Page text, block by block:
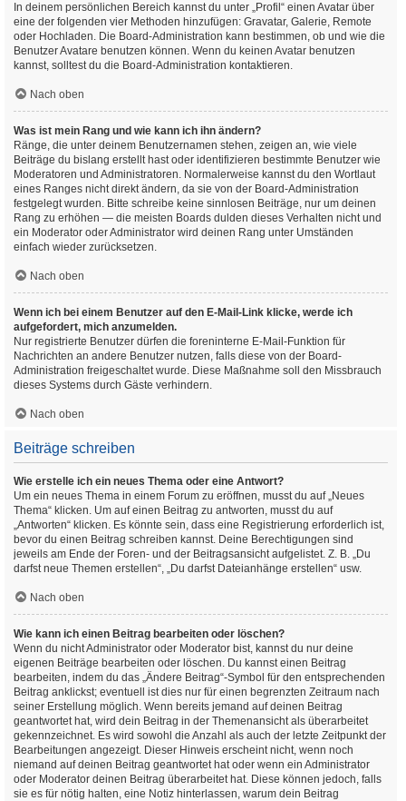
In deinem persönlichen Bereich kannst du unter „Profil“ einen Avatar über
eine der folgenden vier Methoden hinzufügen: Gravatar, Galerie, Remote
oder Hochladen. Die Board-Administration kann bestimmen, ob und wie die
Benutzer Avatare benutzen können. Wenn du keinen Avatar benutzen
kannst, solltest du die Board-Administration kontaktieren.
Nach oben
Was ist mein Rang und wie kann ich ihn ändern?
Ränge, die unter deinem Benutzernamen stehen, zeigen an, wie viele
Beiträge du bislang erstellt hast oder identifizieren bestimmte Benutzer wie
Moderatoren und Administratoren. Normalerweise kannst du den Wortlaut
eines Ranges nicht direkt ändern, da sie von der Board-Administration
festgelegt wurden. Bitte schreibe keine sinnlosen Beiträge, nur um deinen
Rang zu erhöhen — die meisten Boards dulden dieses Verhalten nicht und
ein Moderator oder Administrator wird deinen Rang unter Umständen
einfach wieder zurücksetzen.
Nach oben
Wenn ich bei einem Benutzer auf den E-Mail-Link klicke, werde ich
aufgefordert, mich anzumelden.
Nur registrierte Benutzer dürfen die foreninterne E-Mail-Funktion für
Nachrichten an andere Benutzer nutzen, falls diese von der Board-
Administration freigeschaltet wurde. Diese Maßnahme soll den Missbrauch
dieses Systems durch Gäste verhindern.
Nach oben
Beiträge schreiben
Wie erstelle ich ein neues Thema oder eine Antwort?
Um ein neues Thema in einem Forum zu eröffnen, musst du auf „Neues
Thema“ klicken. Um auf einen Beitrag zu antworten, musst du auf
„Antworten“ klicken. Es könnte sein, dass eine Registrierung erforderlich ist,
bevor du einen Beitrag schreiben kannst. Deine Berechtigungen sind
jeweils am Ende der Foren- und der Beitragsansicht aufgelistet. Z. B. „Du
darfst neue Themen erstellen“, „Du darfst Dateianhänge erstellen“ usw.
Nach oben
Wie kann ich einen Beitrag bearbeiten oder löschen?
Wenn du nicht Administrator oder Moderator bist, kannst du nur deine
eigenen Beiträge bearbeiten oder löschen. Du kannst einen Beitrag
bearbeiten, indem du das „Ändere Beitrag“-Symbol für den entsprechenden
Beitrag anklickst; eventuell ist dies nur für einen begrenzten Zeitraum nach
seiner Erstellung möglich. Wenn bereits jemand auf deinen Beitrag
geantwortet hat, wird dein Beitrag in der Themenansicht als überarbeitet
gekennzeichnet. Es wird sowohl die Anzahl als auch der letzte Zeitpunkt der
Bearbeitungen angezeigt. Dieser Hinweis erscheint nicht, wenn noch
niemand auf deinen Beitrag geantwortet hat oder wenn ein Administrator
oder Moderator deinen Beitrag überarbeitet hat. Diese können jedoch, falls
sie es für nötig halten, eine Notiz hinterlassen, warum dein Beitrag